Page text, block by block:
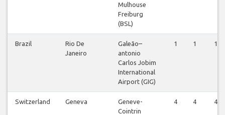
Mulhouse
Freiburg
(BSL)
Brazil
Rio De
Janeiro
Galeão–
antonio
Carlos Jobim
International
Airport (GIG)
1 1 1
Switzerland Geneva
Geneve-
Cointrin
4 4 4